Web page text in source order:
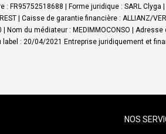
: FR95752518688 | Forme juridique : SARL
| Caisse de garantie financière : ALLIANZ/
Nom du médiateur : MEDIMMOCONSO |
label : 20/04/2021 Entreprise juridiquement et
NOS